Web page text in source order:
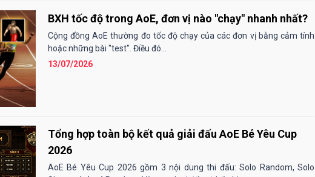
BXH tốc độ trong AoE, đơn vị nào "chạy" nhanh nhất?
Cộng đồng AoE thường đo tốc độ chạy của các đơn vị bằng cảm tính
hoặc những bài "test". Điều đó...
13/07/2026
Tổng hợp toàn bộ kết quả giải đấu AoE Bé Yêu Cup
2026
AoE Bé Yêu Cup 2026 gồm 3 nội dung thi đấu: Solo Random, Solo